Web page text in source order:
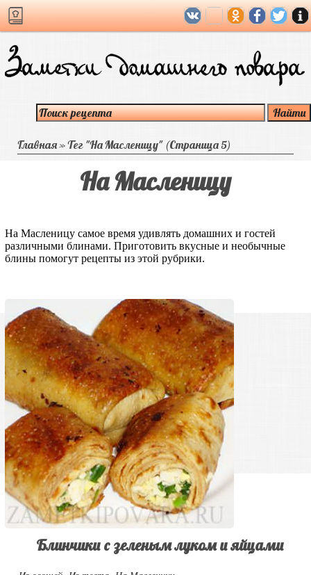
Главная»Тег "На Масленицу"(Страница 5)
На Масленицу
На Масленицу самое время удивлять домашних и гостей
различными блинами. Приготовить вкусные и необычные
блины помогут рецепты из этой рубрики.
Блинчики с зеленым луком и яйцами